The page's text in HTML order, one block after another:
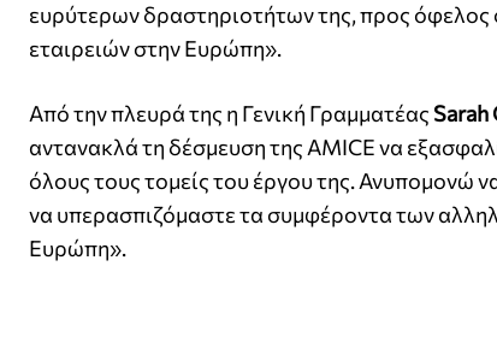
ευρύτερων δραστηριοτήτων της, προς
εταιρειών στην Ευρώπη».
Από την πλευρά της η Γενική Γραμματέας Sarah
αντανακλά τη δέσμευση της AMICE να
όλους τους τομείς του έργου της. Ανυπομονώ
να υπερασπιζόμαστε τα συμφέροντα των
Ευρώπη».